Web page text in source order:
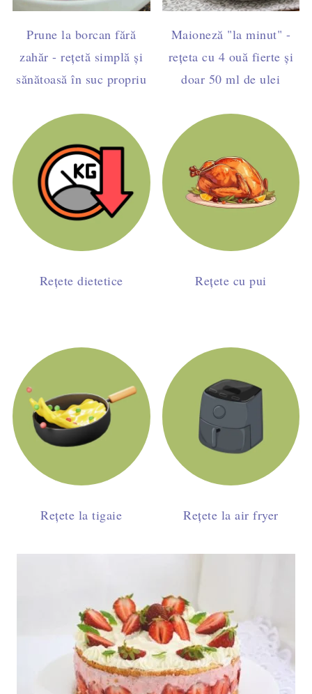
Prune la borcan fără
zahăr - rețetă simplă și
sănătoasă în suc propriu
Maioneză "la minut" -
rețeta cu 4 ouă fierte și
doar 50 ml de ulei
Rețete dietetice Rețete cu pui
Rețete la tigaie Rețete la air fryer